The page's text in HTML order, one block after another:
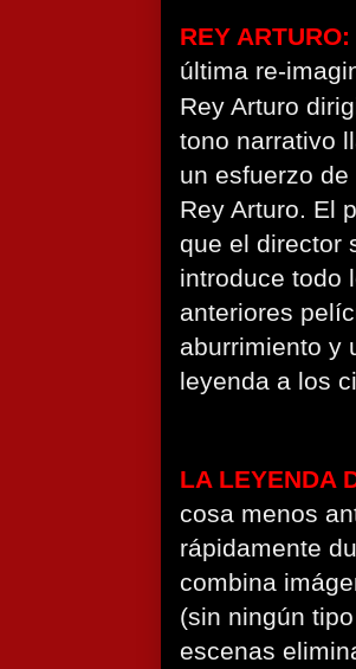
REY
última re-
Rey Arturo
tono narrativo
un esfuerzo
Rey Arturo. El
que el director
introduce todo
anteriores
aburrimiento y
leyenda a los
LA LEYENDA
cosa menos
rápidamente
combina
(sin ningún
escenas